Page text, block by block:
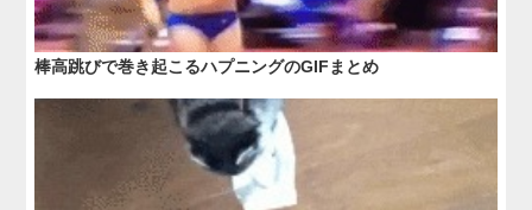
棒高跳びで巻き起こるハプニングのGIFまとめ